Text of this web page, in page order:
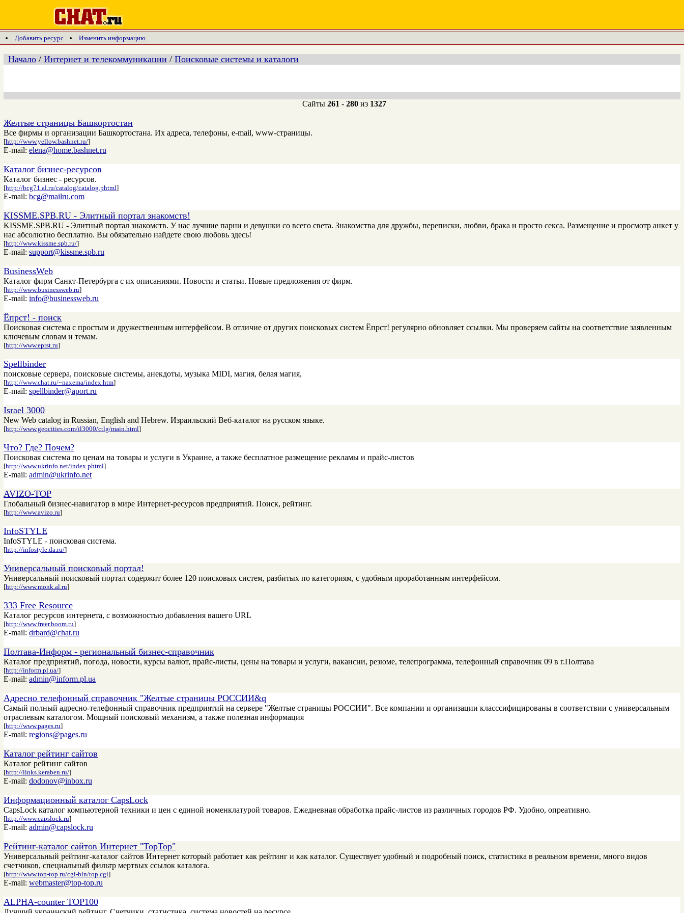
Добавить ресурс Изменить информацию
Начало / Интернет и телекоммуникации / Поисковые системы и каталоги
Сайты 261 - 280из 1327
Желтые страницы Башкортостан
Все фирмы и организации Башкортостана. Их адреса, телефоны, e-mail, www-страницы.
[http://www.yellow.bashnet.ru/]
E-mail: elena@home.bashnet.ru
Каталог бизнес-ресурсов
Каталог бизнес - ресурсов.
[http://bcg71.al.ru/catalog/catalog.phtml]
E-mail: bcg@mailru.com
KISSME.SPB.RU - Элитный портал знакомств!
KISSME.SPB.RU - Элитный портал знакомств. У нас лучшие парни и девушки со всего света. Знакомства для дружбы, переписки, любви, брака и просто секса. Размещение и просмотр анкет у
нас абсолютно бесплатно. Вы обязательно найдете свою любовь здесь!
[http://www.kissme.spb.ru/]
E-mail: support@kissme.spb.ru
BusinessWeb
Каталог фирм Санкт-Петербурга с их описаниями. Новости и статьи. Новые предложения от фирм.
[http://www.businessweb.ru]
E-mail: info@businessweb.ru
Ёпрст! - поиск
Поисковая система с простым и дружественным интерфейсом. В отличие от других поисковых систем Ёпрст! регулярно обновляет ссылки. Мы проверяем сайты на соответствие заявленным
ключевым словам и темам.
[http://www.eprst.ru]
Spellbinder
поисковые сервера, поисковые системы, анекдоты, музыка MIDI, магия, белая магия,
[http://www.chat.ru/~naxema/index.htm]
E-mail: spellbinder@aport.ru
Israel 3000
New Web catalog in Russian, English and Hebrew. Израильский Веб-каталог на русском языке.
[http://www.geocities.com/il3000/ctlg/main.html]
Что? Где? Почем?
Поисковая система по ценам на товары и услуги в Украине, а также бесплатное размещение рекламы и прайс-листов
[http://www.ukrinfo.net/index.phtml]
E-mail: admin@ukrinfo.net
AVIZO-TOP
Глобальный бизнес-навигатор в мире Интернет-ресурсов предприятий. Поиск, рейтинг.
[http://www.avizo.ru]
InfoSTYLE
InfoSTYLE - поисковая система.
[http://infostyle.da.ru/]
Универсальный поисковый портал!
Универсальный поисковый портал содержит более 120 поисковых систем, разбитых по категориям, с удобным проработанным интерфейсом.
[http://www.monk.al.ru]
333 Free Resource
Каталог ресурсов интернета, с возможностью добавления вашего URL
[http://www.freer.boom.ru]
E-mail: drbard@chat.ru
Полтава-Информ - региональный бизнес-справочник
Каталог предприятий, погода, новости, курсы валют, прайс-листы, цены на товары и услуги, вакансии, резюме, телепрограмма, телефонный справочник 09 в г.Полтава
[http://inform.pl.ua/]
E-mail: admin@inform.pl.ua
Aдресно телефонный справочник "Желтые страницы РОССИИ&q
Самый полный адресно-телефонный справочник предприятий на сервере "Желтые страницы РОССИИ". Все компании и организации класссифицированы в соответствии с универсальным
отраслевым каталогом. Мощный поисковый механизм, а также полезная информация
[http://www.pages.ru]
E-mail: regions@pages.ru
Каталог рейтинг сайтов
Каталог рейтинг сайтов
[http://links.keraben.ru/]
E-mail: dodonov@inbox.ru
Информационный каталог CapsLock
CapsLock каталог компьютерной техники и цен с единой номенклатурой товаров. Ежедневная обработка прайс-листов из различных городов РФ. Удобно, опреативно.
[http://www.capslock.ru]
E-mail: admin@capslock.ru
Рейтинг-каталог сайтов Интернет "TopTop"
Универсальный рейтинг-каталог сайтов Интернет который работает как рейтинг и как каталог. Существует удобный и подробный поиск, статистика в реальном времени, много видов
счетчиков, специальный фильтр мертвых ссылок каталога.
[http://www.top-top.ru/cgi-bin/top.cgi]
E-mail: webmaster@top-top.ru
ALPHA-counter TOP100